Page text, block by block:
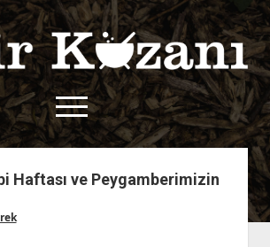
menüyü
aç
twitterfacebook
rss
Haftası ve Peygamberimizin